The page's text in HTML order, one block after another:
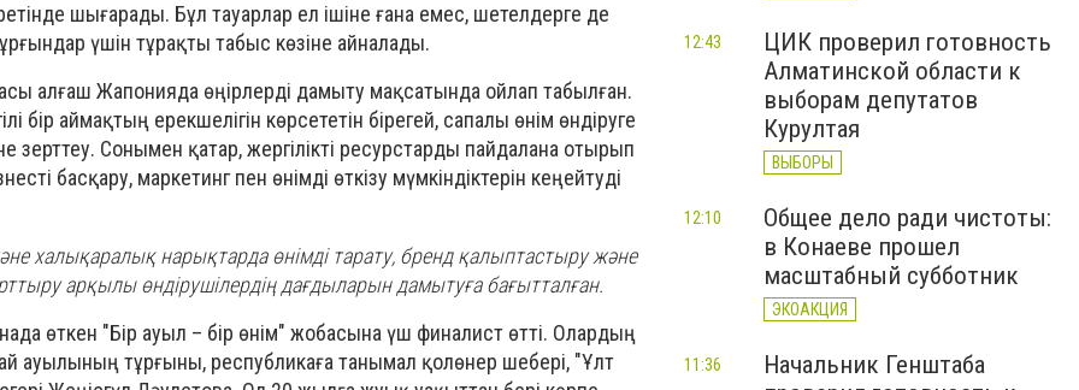
шығарады. Бұл тауарлар ел ішіне ғана емес, шетелдерге де
үшін тұрақты табыс көзіне айналады.
алғаш Жапонияда өңірлерді дамыту мақсатында ойлап табылған.
бір аймақтың ерекшелігін көрсететін бірегей, сапалы өнім өндіруге
зерттеу. Сонымен қатар, жергілікті ресурстарды пайдалана отырып
басқару, маркетинг пен өнімді өткізу мүмкіндіктерін кеңейтуді
халықаралық нарықтарда өнімді тарату, бренд қалыптастыру және
арқылы өндірушілердің дағдыларын дамытуға бағытталған.
өткен "Бір ауыл – бір өнім" жобасына үш финалист өтті. Олардың
ауылының тұрғыны, республикаға танымал қолөнер шебері, "Ұлт
ЦИК проверил готовность
Алматинской области к
выборам депутатов
Курултая
ВЫБОРЫ
12:43
Общее дело ради чистоты:
в Конаеве прошел
масштабный субботник
ЭКОАКЦИЯ
12:10
Начальник Генштаба
11:36